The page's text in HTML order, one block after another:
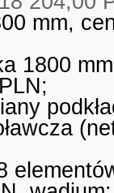
mm,
1800